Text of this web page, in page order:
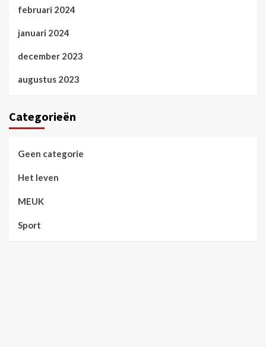
februari 2024
januari 2024
december 2023
augustus 2023
Categorieën
Geen categorie
Het leven
MEUK
Sport